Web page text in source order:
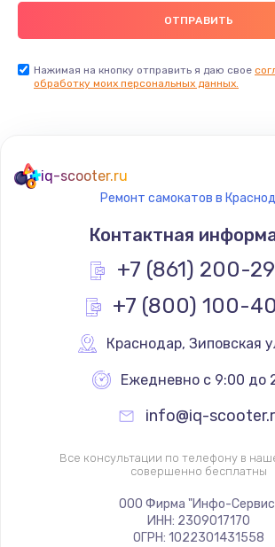
Нажимая на кнопку отправить я даю свое
обработку моих персональных данных.
iq-scooter.ru
Ремонт самокатов в
Контактная
+7 (861) 200-
+7 (800) 100-
Краснодар, Зиповская
Ежедневно с 9:00 до
info@iq-
Все консультации по телефону в
совершенно бесплатны
ООО Фирма "Инфо-
ИНН: 2309017170
ОГРН: 1022301431558